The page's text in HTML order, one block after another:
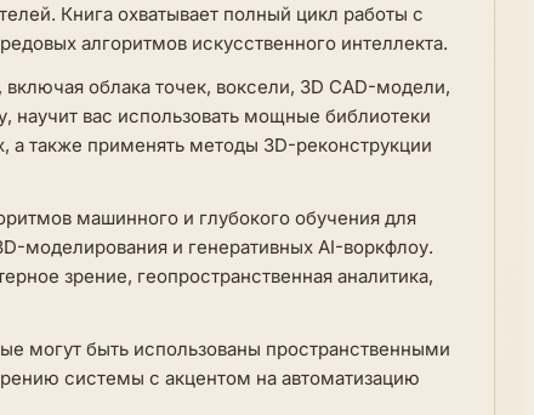
Книга охватывает полный цикл работы с
алгоритмов искусственного интеллекта.
облака точек, воксели, 3D CAD-модели,
научит вас использовать мощные библиотеки
а также применять методы 3D-реконструкции
машинного и глубокого обучения для
моделирования и генеративных AI-воркфлоу.
зрение, геопространственная аналитика,
могут быть использованы пространственными
системы с акцентом на автоматизацию